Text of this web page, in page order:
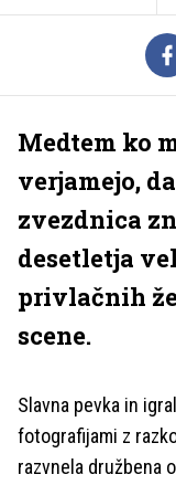
Medtem ko
verjamejo,
zvezdnica
desetletja
privlačnih
scene.
Slavna pevka in
fotografijami z
razvnela družbena